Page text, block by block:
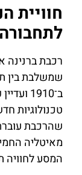
חוויית
לתחבורה
רכבת ברנינה
שמשלבת בין
טכנולוגיות
שהרכבת
מאיטליה
המסע לחוויה